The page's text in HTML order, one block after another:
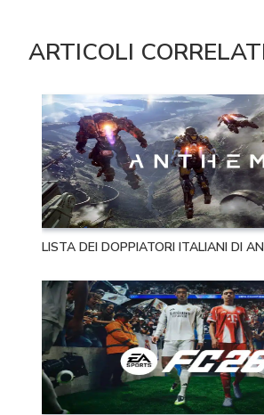
ARTICOLI
LISTA DEI DOPPIATORI ITALIANI DI